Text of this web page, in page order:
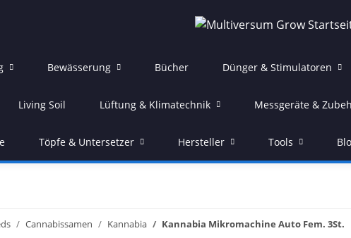
Bewässerung Bücher Dünger & Stimulatoren
Living Soil Lüftung & Klimatechnik Messgeräte &
Töpfe & Untersetzer Hersteller Tools
Cannabissamen Kannabia Kannabia Mikromachine Auto Fem. 3St.